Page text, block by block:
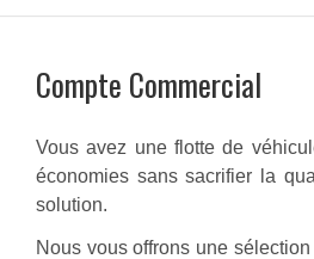
Compte Commercial
Vous avez une flotte de
économies sans sacrifier la
solution.
Nous vous offrons une